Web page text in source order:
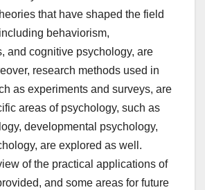
that have shaped the field
behaviorism,
and cognitive psychology, are
research methods used in
as experiments and surveys, are
areas of psychology, such as
developmental psychology,
are explored as well.
of the practical applications of
and some areas for future